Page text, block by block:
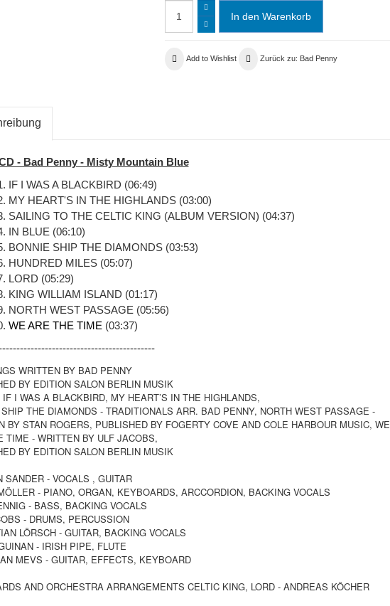
Add to Wishlist Zurück zu: Bad Penny
- Bad Penny - Misty Mountain Blue
IF I WAS A BLACKBIRD (06:49)
MY HEART'S IN THE HIGHLANDS (03:00)
SAILING TO THE CELTIC KING (ALBUM VERSION) (04:37)
IN BLUE (06:10)
BONNIE SHIP THE DIAMONDS (03:53)
HUNDRED MILES (05:07)
LORD (05:29)
KING WILLIAM ISLAND (01:17)
NORTH WEST PASSAGE (05:56)
WE ARE THE TIME (03:37)
WRITTEN BY BAD PENNY
BY EDITION SALON BERLIN MUSIK
IF I WAS A BLACKBIRD, MY HEART’S IN THE HIGHLANDS,
THE DIAMONDS - TRADITIONALS ARR. BAD PENNY, NORTH WEST PASSAGE -
BY STAN ROGERS, PUBLISHED BY FOGERTY COVE AND COLE HARBOUR MUSIC, WE
TIME - WRITTEN BY ULF JACOBS,
BY EDITION SALON BERLIN MUSIK
SANDER - VOCALS , GUITAR
- PIANO, ORGAN, KEYBOARDS, ARCCORDION, BACKING VOCALS
- BASS, BACKING VOCALS
- DRUMS, PERCUSSION
LÖRSCH - GUITAR, BACKING VOCALS
- IRISH PIPE, FLUTE
MEVS - GUITAR, EFFECTS, KEYBOARD
AND ORCHESTRA ARRANGEMENTS CELTIC KING, LORD - ANDREAS KÖCHER